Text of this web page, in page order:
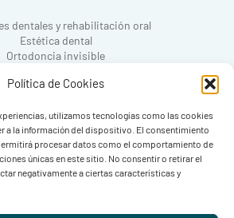
Política de Cookies
utilizamos tecnologías como las cookies
a la información del dispositivo. El consentimiento
procesar datos como el comportamiento de
únicas en este sitio. No consentir o retirar el
negativamente a ciertas características y
dentales y rehabilitación oral
Estética dental
Ortodoncia invisible
conservadora
ATM y oclusión
Contacto
Sitges, Barcelona